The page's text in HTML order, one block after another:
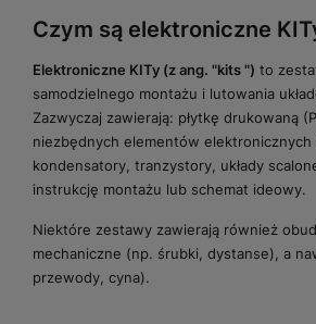
Czym są elektroniczne
Elektroniczne KITy (z ang. "kits ") to
samodzielnego montażu i lutowania
Zazwyczaj zawierają: płytkę drukowaną
niezbędnych elementów elektronicznych
kondensatory, tranzystory, układy
instrukcję montażu lub schemat ideowy.
Niektóre zestawy zawierają również
mechaniczne (np. śrubki, dystanse), a
przewody, cyna).